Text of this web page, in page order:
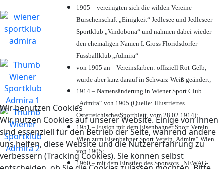
Wir benutzen Cookies
Wir nutzen Cookies auf unserer Website. Einige von ihnen
sind essenziell für den Betrieb der Seite, während andere
uns helfen, diese Website und die Nutzererfahrung zu
verbessern (Tracking Cookies). Sie können selbst
1905 – vereinigten sich die wilden Vereine
Burschenschaft „Einigkeit“ Jedlesee und Jedleseer
Sportklub „Vindobona“ und nahmen dabei wieder
den ehemaligen Namen I. Gross Floridsdorfer
Fussballklub „Admira“
von 1905 an – Vereinsfarben: offiziell Rot-Gelb,
wurde aber kurz darauf in Schwarz-Weiß geändert;
1914 – Namensänderung in Wiener Sport Club
„Admira“ von 1905 (Quelle: Illustriertes
ÖsterreichischesSportblatt, vom 28.02.1914);
1951 – Fusion mit dem Eisenbahner Sport Verein
Wien zum Eisenbahner Sport Verein„Admira“ Wien
von 1905;
1960 – mit dem Einstieg des Sponsors „NEWAG-